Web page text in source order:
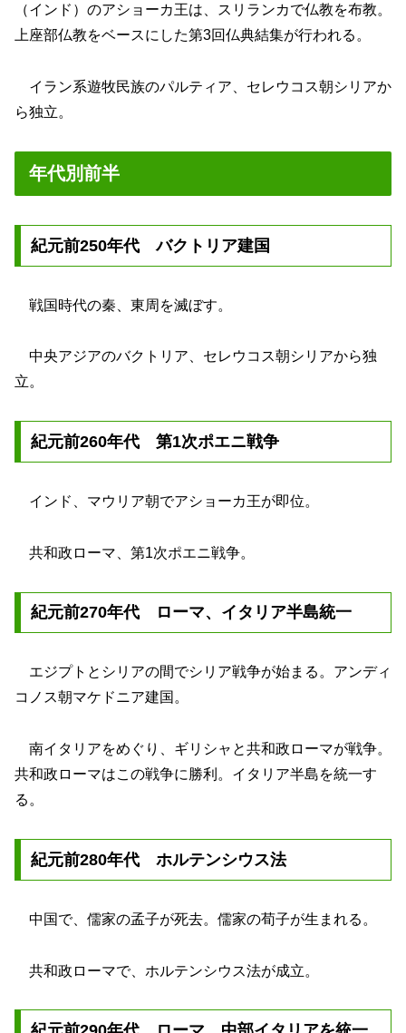
（インド）のアショーカ王は、スリランカで仏教を布教。
上座部仏教をベースにした第3回仏典結集が行われる。
イラン系遊牧民族のパルティア、セレウコス朝シリアか
ら独立。
年代別前半
紀元前250年代 バクトリア建国
戦国時代の秦、東周を滅ぼす。
中央アジアのバクトリア、セレウコス朝シリアから独
立。
紀元前260年代 第1次ポエニ戦争
インド、マウリア朝でアショーカ王が即位。
共和政ローマ、第1次ポエニ戦争。
紀元前270年代 ローマ、イタリア半島統一
エジプトとシリアの間でシリア戦争が始まる。アンディ
コノス朝マケドニア建国。
南イタリアをめぐり、ギリシャと共和政ローマが戦争。
共和政ローマはこの戦争に勝利。イタリア半島を統一す
る。
紀元前280年代 ホルテンシウス法
中国で、儒家の孟子が死去。儒家の荀子が生まれる。
共和政ローマで、ホルテンシウス法が成立。